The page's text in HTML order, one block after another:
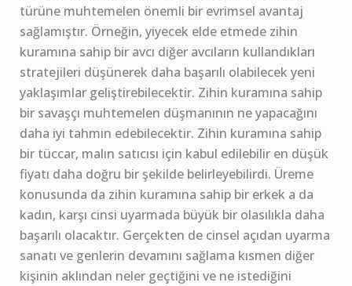
türüne muhtemelen önemli bir evrimsel avantaj
sağlamıştır. Örneğin, yiyecek elde etmede zihin
kuramına sahip bir avcı diğer avcıların kullandıkları
stratejileri düşünerek daha başarılı olabilecek yeni
yaklaşımlar geliştirebilecektir. Zihin kuramına sahip
bir savaşçı muhtemelen düşmanının ne yapacağını
daha iyi tahmin edebilecektir. Zihin kuramına sahip
bir tüccar, malın satıcısı için kabul edilebilir en düşük
fiyatı daha doğru bir şekilde belirleyebilirdi. Üreme
konusunda da zihin kuramına sahip bir erkek a da
kadın, karşı cinsi uyarmada büyük bir olasılıkla daha
başarılı olacaktır. Gerçekten de cinsel açıdan uyarma
sanatı ve genlerin devamını sağlama kısmen diğer
kişinin aklından neler geçtiğini ve ne istediğini